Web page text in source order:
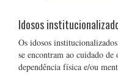
Idosos
Os idosos
se encontram ao cuidado
dependência física e/ou